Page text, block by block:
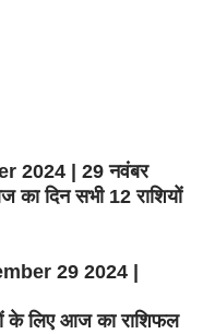
2024 | 29 नवंबर
दिन सभी 12 राशियों
29 2024 |
के लिए आज का राशिफल